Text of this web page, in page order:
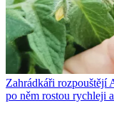
Zahrádkáři rozpouštějí
po něm rostou rychleji